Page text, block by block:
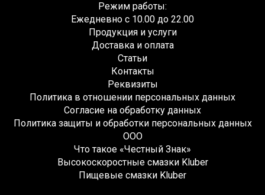
Режим работы:
Ежедневно с 10.00 до 22.00
Продукция и услуги
Доставка и оплата
Статьи
Контакты
Реквизиты
Политика в отношении персональных данных
Согласие на обработку данных
Политика защиты и обработки персональных данных
ООО
Что такое «Честный Знак»
Высокоскоростные смазки Kluber
Пищевые смазки Kluber